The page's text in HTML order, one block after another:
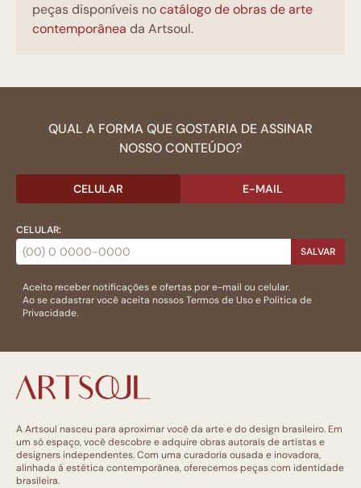
peças disponíveis nocatálogo de obras de arte
contemporânea da Artsoul.
QUAL A FORMA QUE GOSTARIA DE ASSINAR
NOSSO CONTEÚDO?
CELULAR E-MAIL
CELULAR:
SALVAR
Aceito receber notificações e ofertas por e-mail ou celular.
Ao se cadastrar você aceita nossosTermos de Usoe Politica de
Privacidade.
A Artsoul nasceu para aproximar você da arte e do design brasileiro. Em
um só espaço, você descobre e adquire obras autorais de artistas e
designers independentes. Com uma curadoria ousada e inovadora,
alinhada à estética contemporânea, oferecemos peças com identidade
brasileira.